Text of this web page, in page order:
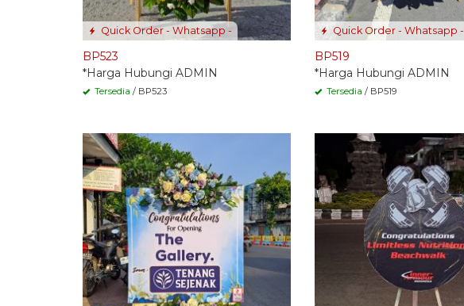
Quick Order - Whatsapp -
BP523
*Harga Hubungi ADMIN
Tersedia / BP523
Quick Order - Whatsapp -
BP519
*Harga Hubungi ADMIN
Tersedia / BP519